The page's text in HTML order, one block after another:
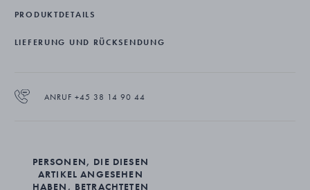
Offspring Kollektion für Georg Jensen besteht aus miteinander
verbundenen natürlichen Formen, die den Trägerinnen verschiedene
persönliche Interpretation ermöglichen. Sie ist wahrhaftig ein
Der Anhänger ist aus Sterlingsilber und Diamanten gefertigt und hängt
an einer feinen Silberkette.
PRODUKTDETAILS
LIEFERUNG UND RÜCKSENDUNG
ANRUF +45 38 14 90 44
PERSONEN, DIE DIESEN
ARTIKEL ANGESEHEN
HABEN, BETRACHTETEN